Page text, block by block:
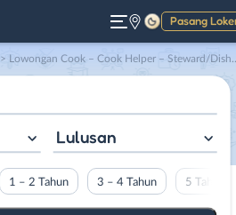
Pasang
Gelap
> Lowongan Cook – Cook Helper – Steward/Dishwasher di Scoops & My Story
Lulusan
1 – 2 Tahun 3 – 4 Tahun 5 Tahun